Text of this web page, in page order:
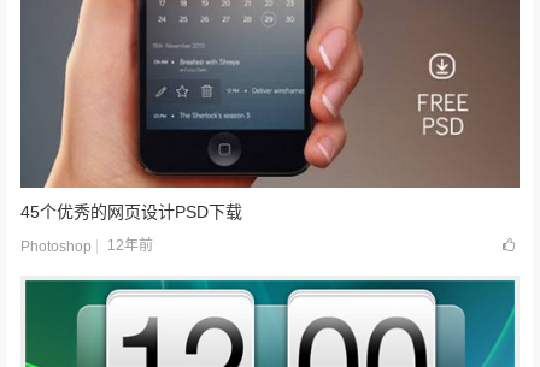
45个优秀的网页设计PSD下载
Photoshop 12年前